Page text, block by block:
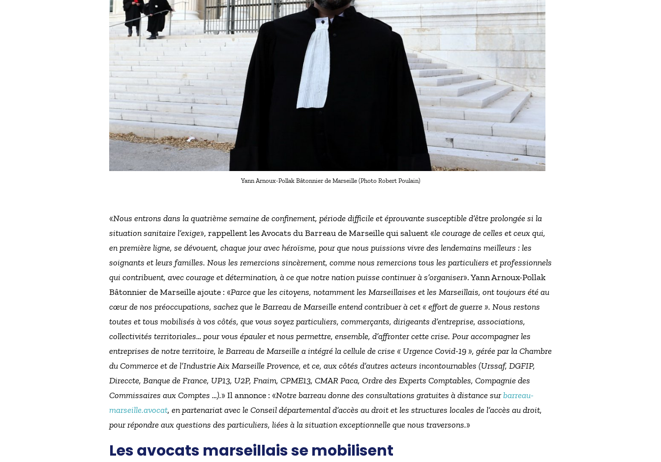
Yann Arnoux-Pollak Bâtonnier de Marseille (Photo Robert Poulain)
«Nous entrons dans la quatrième semaine de confinement, période difficile et éprouvante susceptible d’être prolongée si la
situation sanitaire l’exige», rappellent les Avocats du Barreau de Marseille qui saluent «le courage de celles et ceux qui,
en première ligne, se dévouent, chaque jour avec héroïsme, pour que nous puissions vivre des lendemains meilleurs : les
soignants et leurs familles. Nous les remercions sincèrement, comme nous remercions tous les particuliers et professionnels
qui contribuent, avec courage et détermination, à ce que notre nation puisse continuer à s’organiser». Yann Arnoux-Pollak
Bâtonnier de Marseille ajoute : «Parce que les citoyens, notamment les Marseillaises et les Marseillais, ont toujours été au
cœur de nos préoccupations, sachez que le Barreau de Marseille entend contribuer à cet « effort de guerre ». Nous restons
toutes et tous mobilisés à vos côtés, que vous soyez particuliers, commerçants, dirigeants d’entreprise, associations,
collectivités territoriales… pour vous épauler et nous permettre, ensemble, d’affronter cette crise. Pour accompagner les
entreprises de notre territoire, le Barreau de Marseille a intégré la cellule de crise « Urgence Covid-19 », gérée par la Chambre
du Commerce et de l’Industrie Aix Marseille Provence, et ce, aux côtés d’autres acteurs incontournables (Urssaf, DGFIP,
Direccte, Banque de France, UP13, U2P, Fnaim, CPME13, CMAR Paca, Ordre des Experts Comptables, Compagnie des
Commissaires aux Comptes …).» Il annonce : «Notre barreau donne des consultations gratuites à distance surbarreau-
marseille.avocat, en partenariat avec le Conseil départemental d’accès au droit et les structures locales de l’accès au droit,
pour répondre aux questions des particuliers, liées à la situation exceptionnelle que nous traversons.»
Les avocats marseillais se mobilisent